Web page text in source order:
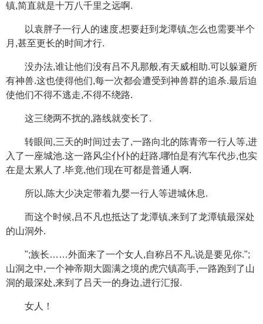
镇,简直就是十万八千里之远啊.
以袁胖子一行人的速度,想要赶到龙潭镇,怎么也需要半个
月,甚至更长的时间才行.
没办法,谁让他们没有吕不凡那般,有天威相助.可以躲避所
有神兽.这也使得他们,每一次都会遭受到神兽群的追杀.最后迫
使他们不得不逃走,不得不绕路.
这三绕两不扰的,路线就变长了.
转眼间,三天的时间过去了,一路向北的陈青帝一行人等,进
入了一座城池.这一路风尘仆仆的赶路,哪怕是有汽车代步,也实
在是太累人了.毕竟,他们现在可都是普通人啊.
所以,陈大少决定带着九婴一行人等进城休息.
而这个时候,吕不凡也抵达了龙潭镇,来到了龙潭镇最深处
的山洞外.
";族长……外面来了一个女人,自称吕不凡,说是要见你.";
山洞之中,一个神帝期大圆满之境的虎穴镇高手,一路跑到了山
洞的最深处,来到了吕天一的身边,进行汇报.
女人！